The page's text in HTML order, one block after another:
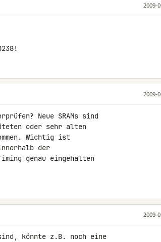
2009-
2009-
Neue SRAMs sind
oder sehr alten
Wichtig ist
der
genau eingehalten
2009-
sind, könnte z.B. noch eine